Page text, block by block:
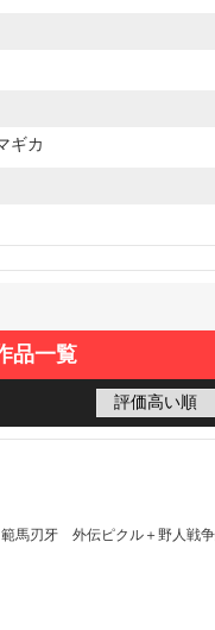
ギカ
品一覧
範馬刃牙 外伝ピクル＋野人戦